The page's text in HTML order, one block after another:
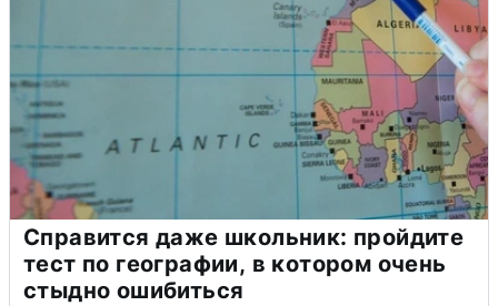
Справится даже школьник: пройдите
тест по географии, в котором очень
стыдно ошибиться